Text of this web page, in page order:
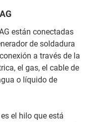
están conectadas
de soldadura
a través de la
el gas, el cable de
o líquido de
el hilo que está